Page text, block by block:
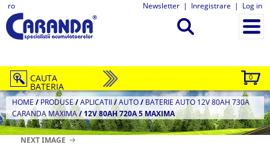
ro Newsletter | Inregistrare | Log in
0
CAUTA
BATERIA
HOME / PRODUSE/APLICATII/AUTO/ BATERIE AUTO 12V 80AH 730A
CARANDA MAXIMA/12V 80AH 720A 5 MAXIMA
NEXT IMAGE